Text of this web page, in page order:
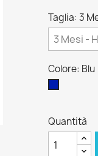
Taglia: 3
Colore: Blu
Quantità